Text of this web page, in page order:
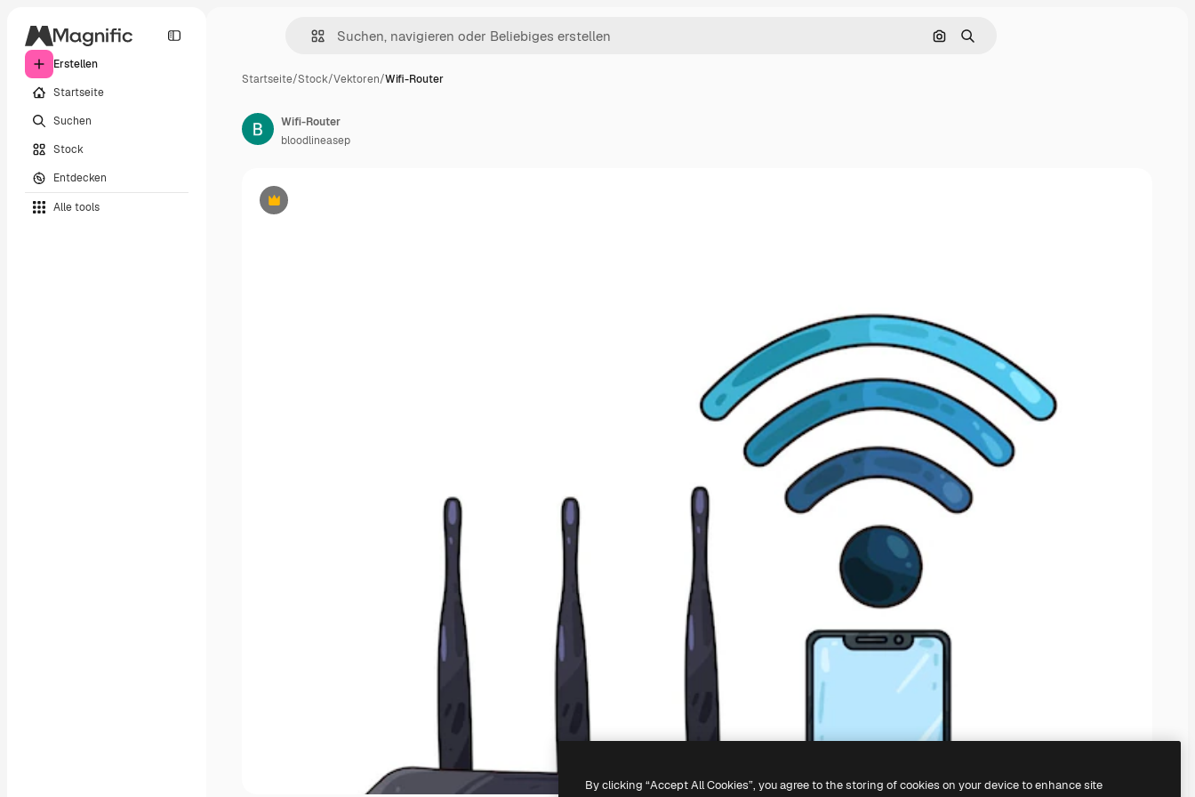
Erstellen
Startseite
Suchen
Stock
Entdecken
Alle tools
Nach Bild suchen
Suchen
Startseite/Stock/Vektoren/Wifi-Router
Premium
Wifi-Router
bloodlineasep
By clicking “Accept All Cookies”, you agree to the storing of cookies on your device to enhance site